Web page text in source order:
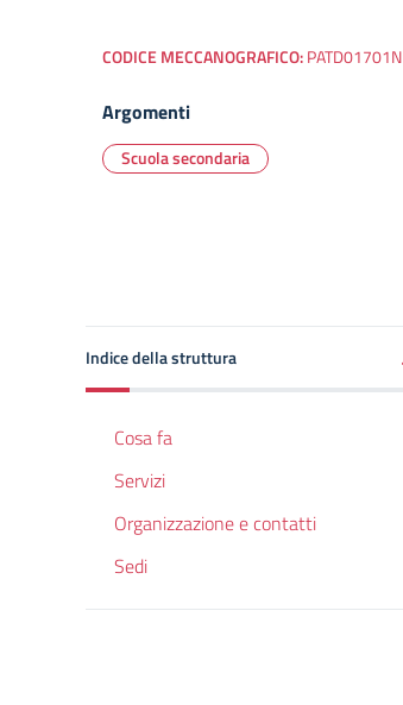
CODICE MECCANOGRAFICO:PATD01701N
Argomenti
Scuola secondaria
Indice della struttura
Cosa fa
Servizi
Organizzazione e contatti
Sedi